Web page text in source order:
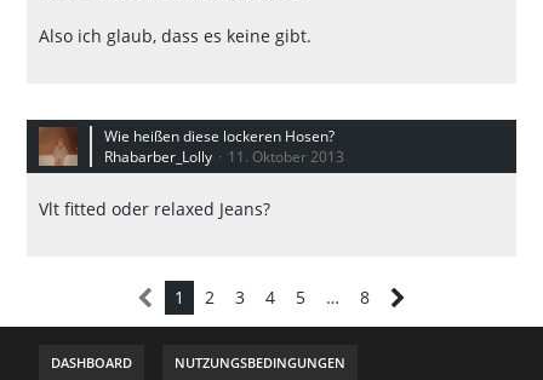
Also ich glaub, dass es keine gibt.
Wie heißen diese lockeren Hosen?
Rhabarber_Lolly
11. Oktober 2013
Vlt fitted oder relaxed Jeans?
1 2 3 4 5 … 8
DASHBOARD NUTZUNGSBEDINGUNGEN